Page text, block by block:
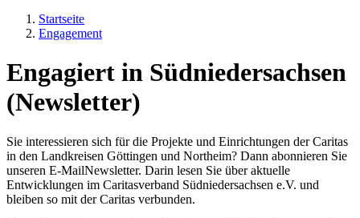
Pfadnavigation
Startseite
Engagement
Engagiert in Südniedersachsen
(Newsletter)
Sie interessieren sich für die Projekte und Einrichtungen der Caritas
in den Landkreisen Göttingen und Northeim? Dann abonnieren Sie
unseren E-MailNewsletter. Darin lesen Sie über aktuelle
Entwicklungen im Caritasverband Südniedersachsen e.V. und
bleiben so mit der Caritas verbunden.